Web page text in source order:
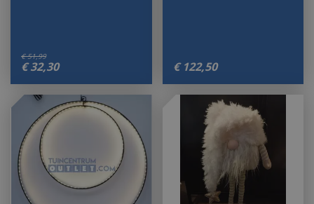
€ 51,99
€ 32,30 € 122,50